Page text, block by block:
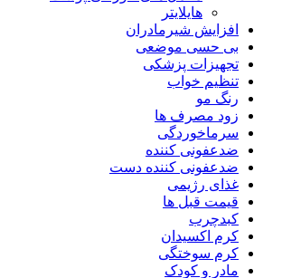
هایلایتر
افزایش شیرمادران
بی حسی موضعی
تجهیزات پزشکی
تنظیم خواب
رنگ مو
زود مصرف ها
سرماخوردگی
ضدعفونی کننده
ضدعفونی کننده دست
غذای رژیمی
قیمت قبل ها
کبدچرب
کرم اکسیدان
کرم سوختگی
مادر و کودک